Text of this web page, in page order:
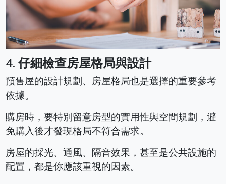
4.仔細檢查房屋格局與設計
預售屋的設計規劃、房屋格局也是選擇的重要參考
依據。
購房時，要特別留意房型的實用性與空間規劃，避
免購入後才發現格局不符合需求。
房屋的採光、通風、隔音效果，甚至是公共設施的
配置，都是你應該重視的因素。